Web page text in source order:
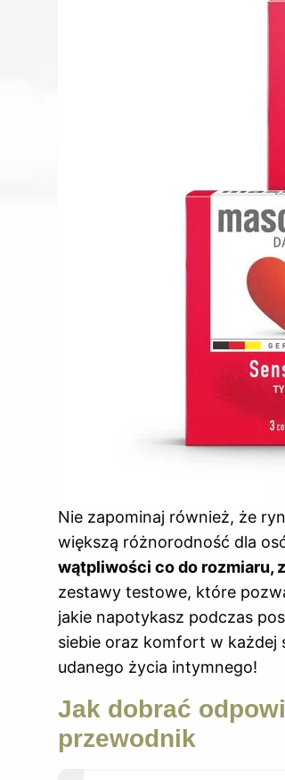
Nie zapominaj również, że
większą różnorodność dla
wątpliwości co do rozmiaru,
zestawy testowe, które
jakie napotykasz podczas
siebie oraz komfort w
udanego życia intymnego!
Jak dobrać
przewodnik